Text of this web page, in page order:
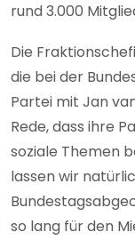
rund 3.000
Die
die bei der
Partei mit Jan
Rede, dass ihre
soziale Themen
lassen wir
so lang für den